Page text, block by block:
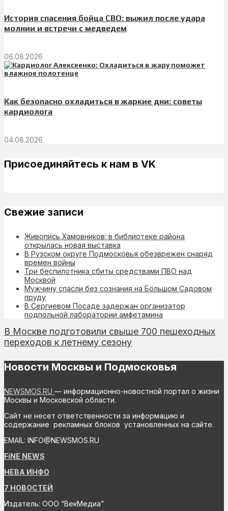
История спасения бойца СВО: выжил после удара
молнии и встречи с медведем
06.08.2026
Как безопасно охладиться в жаркие дни: советы
кардиолога
04.08.2026
Присоединяйтесь к нам в VK
Свежие записи
Живопись Хамовников: в библиотеке района
открылась новая выставка
В Рузском округе Подмосковья обезврежен снаряд
времен войны
Три беспилотника сбиты средствами ПВО над
Москвой
Мужчину спасли без сознания на Большом Садовом
пруду
В Сергиевом Посаде задержан организатор
подпольной лаборатории амфетамина
В Москве подготовили свыше 700 пешеходных
переходов к летнему сезону
Новости Москвы и Подмосковья
NEWSMOS.RU — информационно-новостной портал о жизни
Москвы и Московской области.
Сайт не несет ответственности за информацию и
содержание рекламных блоков установленных на сайте.
EMAIL: INFO@NEWSMOS.RU
FiNE NEWS
НЕВА ИНФО
7 НОВОСТЕЙ
Издатель: ООО “ВекМедиа”